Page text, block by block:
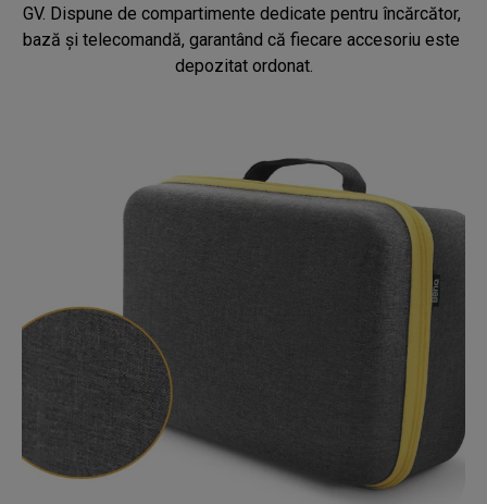
GV. Dispune de compartimente dedicate pentru încărcător,
bază și telecomandă, garantând că fiecare accesoriu este
depozitat ordonat.